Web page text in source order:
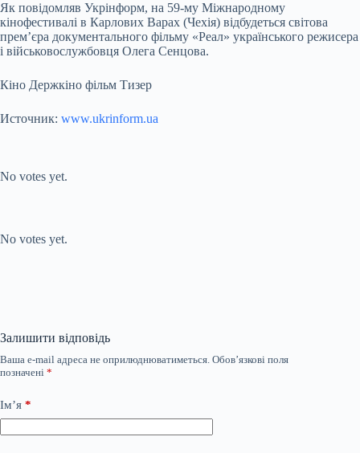
Як повідомляв Укрінформ, на 59-му Міжнародному
кінофестивалі в Карлових Варах (Чехія) відбудеться світова
прем’єра документального фільму «Реал» українського режисера
і військовослужбовця Олега Сенцова.
Кіно Держкіно фільм Тизер
Источник: www.ukrinform.ua
No votes yet.
No votes yet.
Залишити відповідь
Ваша e-mail адреса не оприлюднюватиметься. Обов’язкові поля
позначені *
Ім’я *